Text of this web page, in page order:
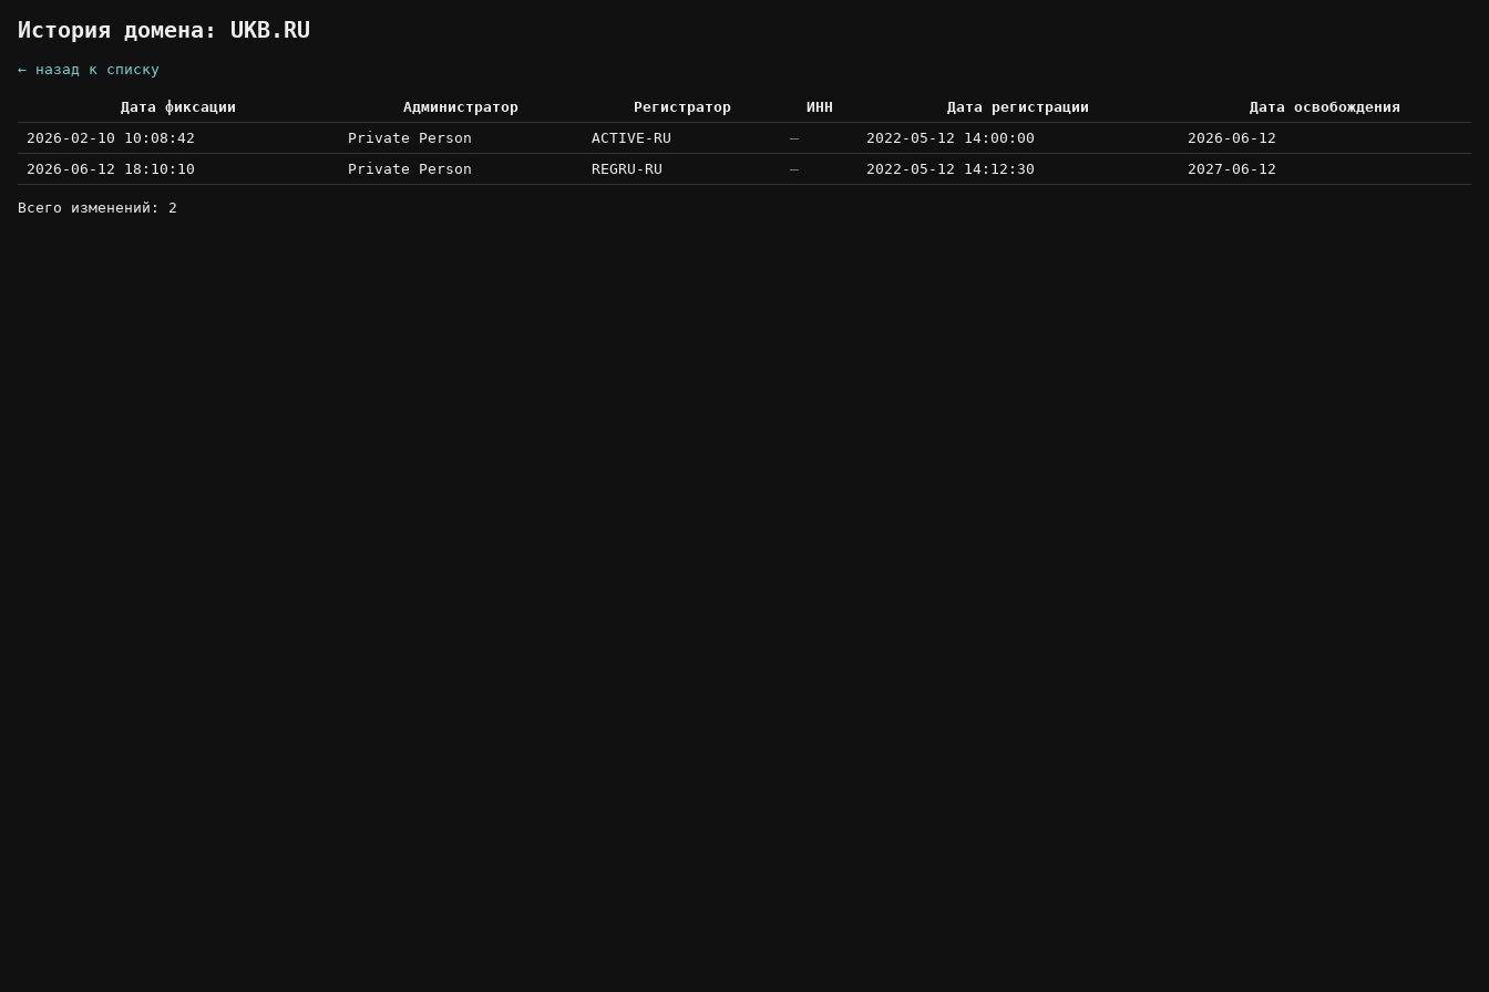
История домена: UKB.RU
← назад к списку
Дата фиксации Администратор Регистратор ИНН Дата регистрации
Дата освобождения
2026-02-10 10:08:42
Private Person ACTIVE-RU — 2022-05-12 14:00:00
2026-06-12
2026-06-12 18:10:10
Private Person REGRU-RU — 2022-05-12 14:12:30 2027-06-12
Всего изменений: 2